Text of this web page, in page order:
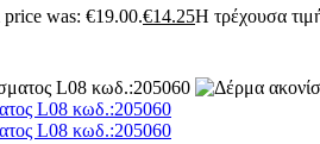
was: €19.00.€14.25Η τρέχουσα
L08 κωδ.:205060
L08 κωδ.:205060